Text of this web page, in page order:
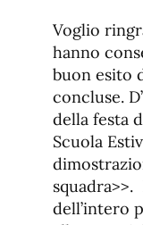
Voglio
hanno
buon esito
concluse.
della festa
Scuola
dell’intero